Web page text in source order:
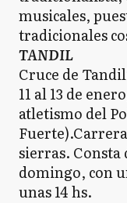
musicales,
tradicionales
TANDIL
Cruce de
11 al 13 de
atletismo del
sierras. Consta
domingo, con
unas 14 hs.